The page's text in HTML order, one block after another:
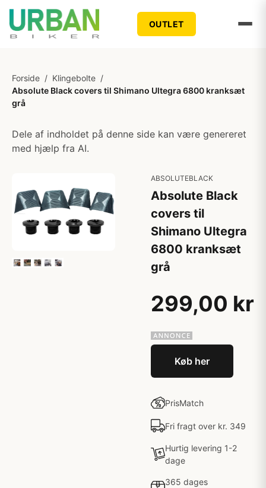
OUTLET
Forside / Klingebolte /
Absolute Black covers til Shimano Ultegra 6800 kranksæt
grå
Dele af indholdet på denne side kan være genereret
med hjælp fra AI.
ABSOLUTEBLACK
Absolute Black
covers til
Shimano Ultegra
6800 kranksæt
grå
299,00 kr
Køb her
PrisMatch
Fri fragt over kr. 349
Hurtig levering 1-2
dage
365 dages